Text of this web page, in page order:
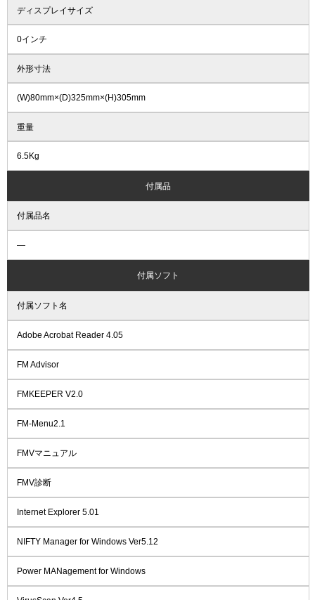
ディスプレイサイズ
0インチ
外形寸法
(W)80mm×(D)325mm×(H)305mm
重量
6.5Kg
付属品
付属品名
―
付属ソフト
付属ソフト名
Adobe Acrobat Reader 4.05
FM Advisor
FMKEEPER V2.0
FM-Menu2.1
FMVマニュアル
FMV診断
Internet Explorer 5.01
NIFTY Manager for Windows Ver5.12
Power MANagement for Windows